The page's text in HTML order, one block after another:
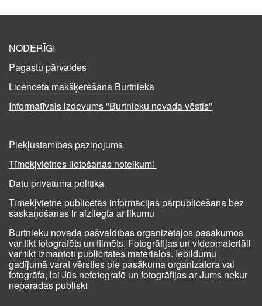
NODERĪGI
Pagastu pārvaldes
Licencētā makšķerēšana Burtniekā
Informatīvais izdevums "Burtnieku novada vēstis"
Piekļūstamības paziņojums
Tīmekļvietnes lietošanas noteikumi
Datu privātuma politika
Tīmekļvietnē publicētās informācijas pārpublicēšana bez
saskaņošanas ir aizliegta ar likumu
Burtnieku novada pašvaldības organizētajos pasākumos
var tikt fotografēts un filmēts. Fotogrāfijas un videomateriāli
var tikt izmantoti publicitātes materiālos. Iebildumu
gadījumā varat vērsties pie pasākuma organizatora vai
fotogrāfa, lai Jūs nefotografē un fotogrāfijas ar Jums nekur
neparādās publiski